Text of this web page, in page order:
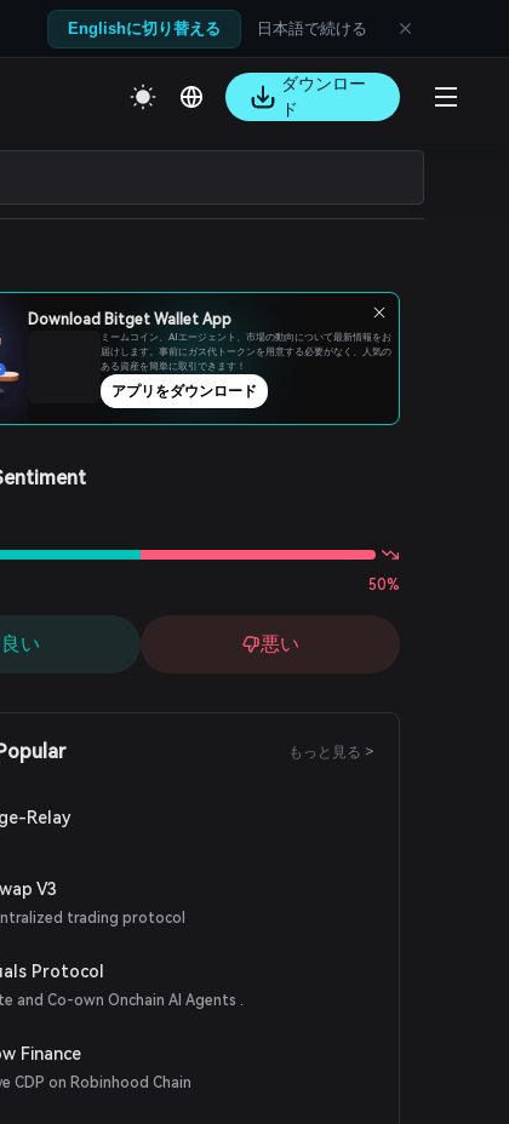
Englishに切り替える 日本語で続ける
ダウンロー
ド
Download Bitget Wallet App
ミームコイン、AIエージェント、市場の動向について最新情報をお
届けします。事前にガス代トークンを用意する必要がなく、人気の
ある資産を簡単に取引できます！
アプリをダウンロード
50%
良い 悪い
もっと見る >
Relay
V3
trading protocol
Protocol
and Co-own Onchain AI Agents .
Finance
CDP on Robinhood Chain